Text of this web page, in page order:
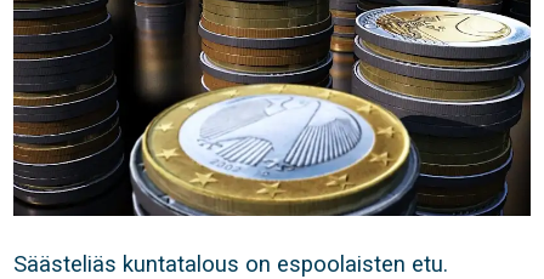
Säästeliäs kuntatalous on espoolaisten etu.